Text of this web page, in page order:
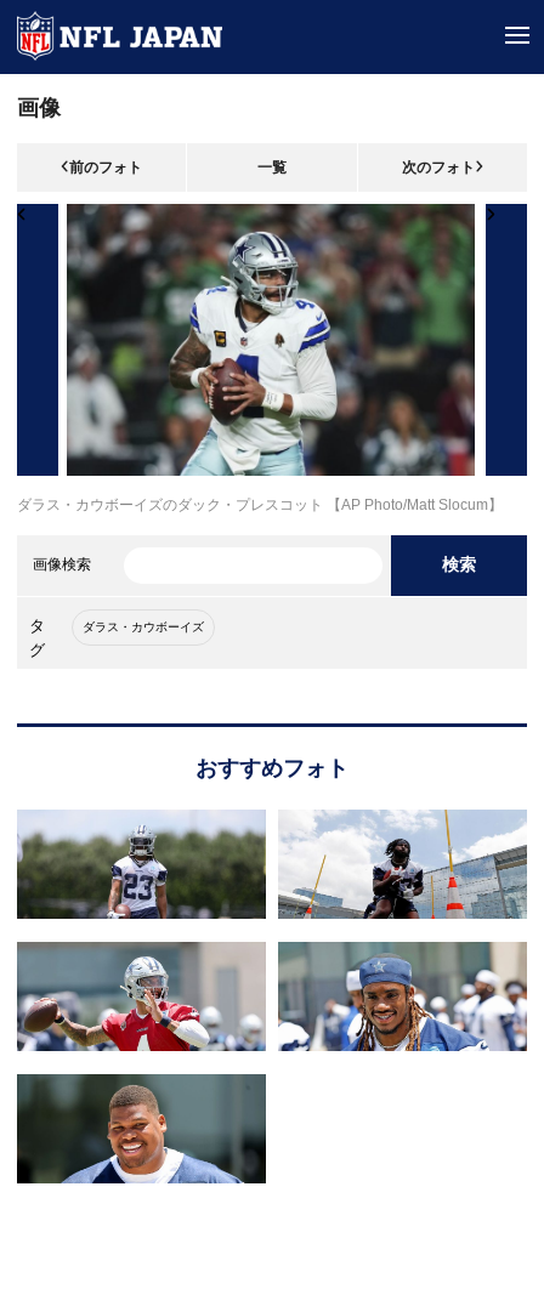
画像
前のフォト 一覧 次のフォト
ダラス・カウボーイズのダック・プレスコット 【AP Photo/Matt Slocum】
画像検索 検索
タ
グ
ダラス・カウボーイズ
おすすめフォト